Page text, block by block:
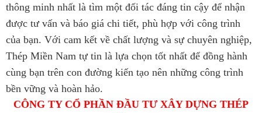
thông minh nhất là tìm một đối tác đáng tin cậy để nhận
được tư vấn và báo giá chi tiết, phù hợp với công trình
của bạn. Với cam kết về chất lượng và sự chuyên nghiệp,
Thép Miền Nam tự tin là lựa chọn tốt nhất để đồng hành
cùng bạn trên con đường kiến tạo nên những công trình
bền vững và hoàn hảo.
CÔNG TY CỔ PHẦN ĐẦU TƯ XÂY DỰNG THÉP